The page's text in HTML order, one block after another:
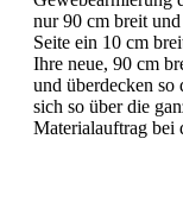
nur 90 cm breit
Seite ein 10 cm
Ihre neue, 90 cm
und überdecken so
sich so über die
Materialauftrag bei